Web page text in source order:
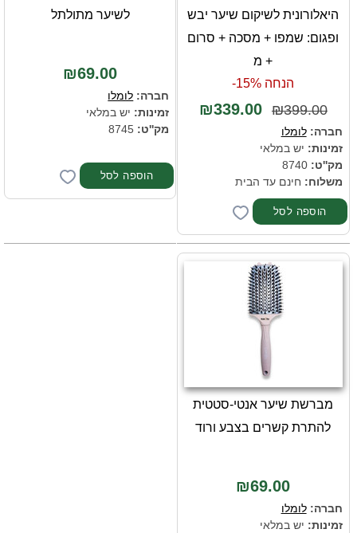
היאלורונית לשיקום שיער יבש
ופגום: שמפו + מסכה + סרום
+ מ
הנחה 15%-
₪399.00
₪339.00
חברה:לומלו
זמינות: יש במלאי
מק''ט: 8740
משלוח: חינם עד הבית
לשיער מתולתל
₪69.00
חברה: לומלו
זמינות: יש במלאי
מק''ט:
מברשת שיער אנטי-סטטית
להתרת קשרים בצבע ורוד
₪69.00
חברה:לומלו
זמינות: יש במלאי